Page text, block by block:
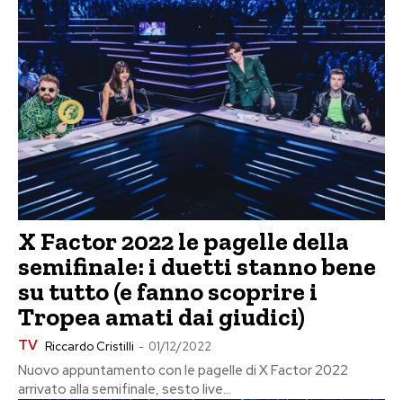
X Factor 2022 le pagelle della
semifinale: i duetti stanno bene
su tutto (e fanno scoprire i
Tropea amati dai giudici)
TV Riccardo Cristilli - 01/12/2022
Nuovo appuntamento con le pagelle di X Factor 2022
arrivato alla semifinale, sesto live...